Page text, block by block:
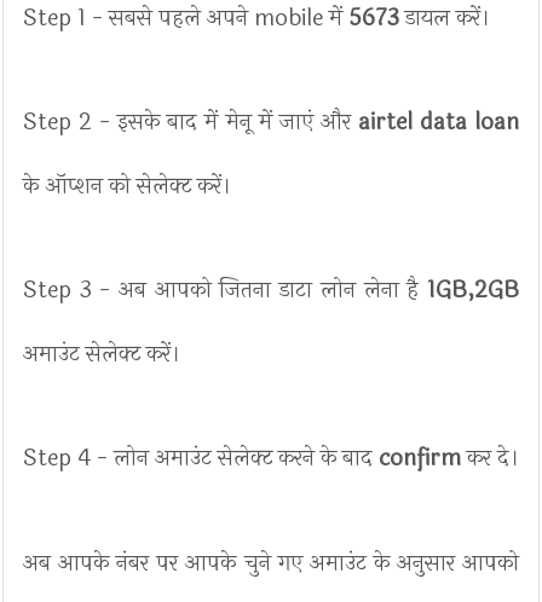
Step 1 - सबसे पहले अपने mobile में5673डायल करें।
Step 2 - इसके बाद में मेनू में जाएं और airtel data loan
के ऑप्शन को सेलेक्ट करें।
Step 3 - अब आपको जितना डाटा लोन लेना है 1GB,2GB
अमाउंट सेलेक्ट करें।
Step 4 - लोन अमाउंट सेलेक्ट करने के बाद confirmकर दे।
अब आपके नंबर पर आपके चुने गए अमाउंट के अनुसार आपको